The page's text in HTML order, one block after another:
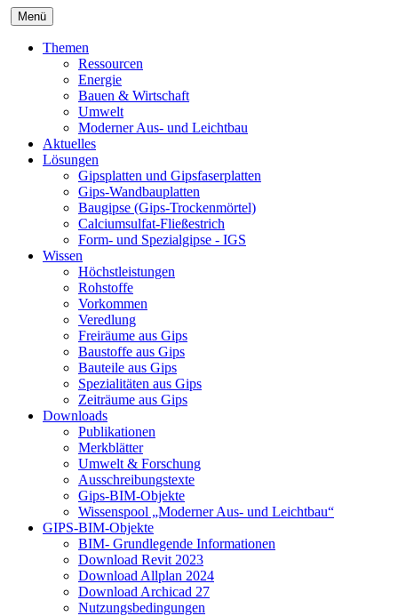
Menü
Themen
Ressourcen
Energie
Bauen & Wirtschaft
Umwelt
Moderner Aus- und Leichtbau
Aktuelles
Lösungen
Gipsplatten und Gipsfaserplatten
Gips-Wandbauplatten
Baugipse (Gips-Trockenmörtel)
Calciumsulfat-Fließestrich
Form- und Spezialgipse - IGS
Wissen
Höchstleistungen
Rohstoffe
Vorkommen
Veredlung
Freiräume aus Gips
Baustoffe aus Gips
Bauteile aus Gips
Spezialitäten aus Gips
Zeiträume aus Gips
Downloads
Publikationen
Merkblätter
Umwelt & Forschung
Ausschreibungstexte
Gips-BIM-Objekte
Wissenspool „Moderner Aus- und Leichtbau“
GIPS-BIM-Objekte
BIM- Grundlegende Informationen
Download Revit 2023
Download Allplan 2024
Download Archicad 27
Nutzungsbedingungen